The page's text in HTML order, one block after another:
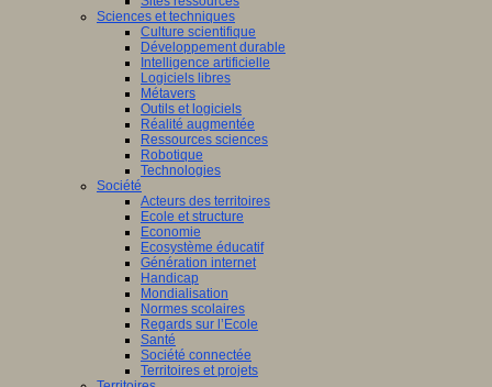
Sciences et techniques
Culture scientifique
Développement durable
Intelligence artificielle
Logiciels libres
Métavers
Outils et logiciels
Réalité augmentée
Ressources sciences
Robotique
Technologies
Société
Acteurs des territoires
Ecole et structure
Economie
Ecosystème éducatif
Génération internet
Handicap
Mondialisation
Normes scolaires
Regards sur l’Ecole
Santé
Société connectée
Territoires et projets